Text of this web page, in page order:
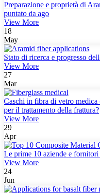
Preparazione e proprietà di
puntato da ago
View More
18
May
Stato di ricerca e progresso
View More
27
Mar
Caschi in fibra di vetro medica
per il trattamento della frattura?
View More
29
Apr
Le prime 10 aziende e
View More
24
Jun